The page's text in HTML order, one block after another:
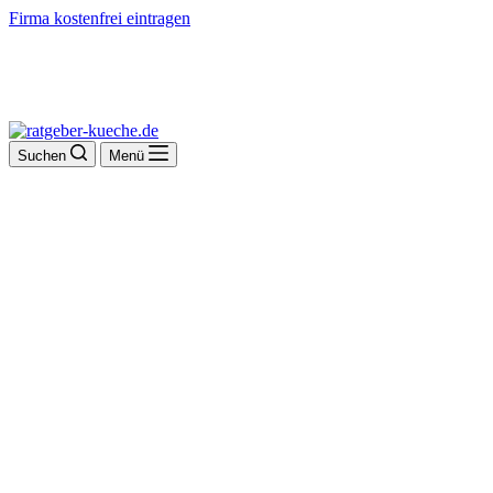
Firma kostenfrei eintragen
Suchen Menü